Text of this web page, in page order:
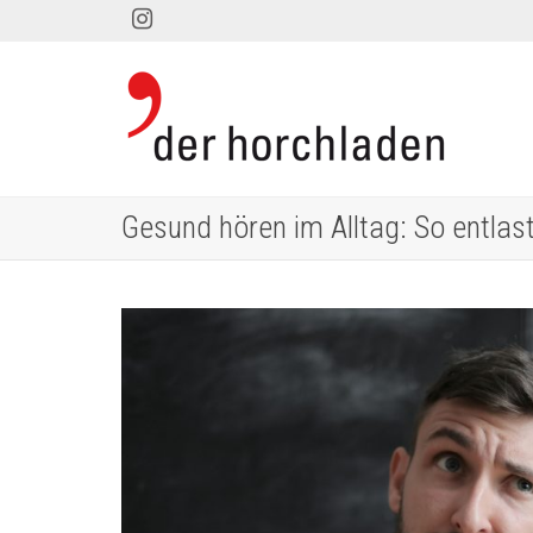
Gesund hören im Alltag: So